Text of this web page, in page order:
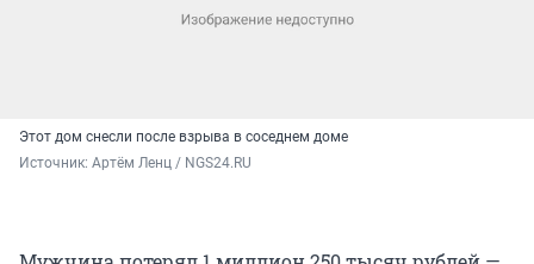
Этот дом снесли после взрыва в соседнем доме
Источник: Артём Ленц / NGS24.RU